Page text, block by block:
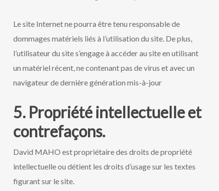
Le site Internet ne pourra être tenu responsable de
dommages matériels liés à l’utilisation du site. De plus,
l’utilisateur du site s’engage à accéder au site en utilisant
un matériel récent, ne contenant pas de virus et avec un
navigateur de dernière génération mis-à-jour
5. Propriété intellectuelle et
contrefaçons.
David MAHO est propriétaire des droits de propriété
intellectuelle ou détient les droits d’usage sur les textes
figurant sur le site.